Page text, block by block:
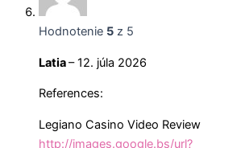
Hodnotenie 5 z 5
Latia– 12. júla 2026
References:
Legiano Casino Video Review
http://images.google.bs/url?